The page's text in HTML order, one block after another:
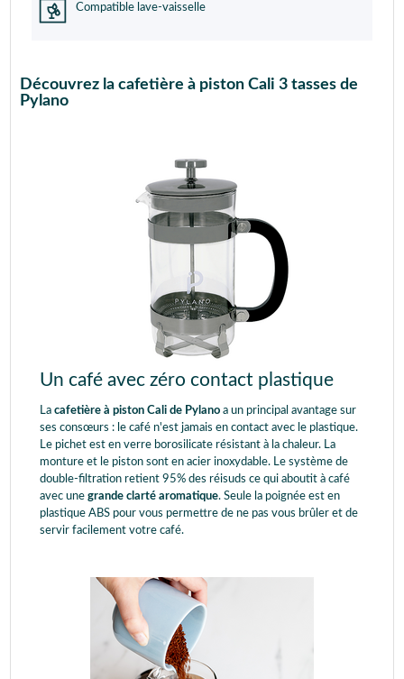
Compatible lave-vaisselle
Découvrez la cafetière à piston Cali 3 tasses de
Pylano
Un café avec zéro contact plastique
La cafetière à piston Cali de Pylano a un principal avantage sur
ses consœurs : le café n'est jamais en contact avec le plastique.
Le pichet est en verre borosilicate résistant à la chaleur. La
monture et le piston sont en acier inoxydable. Le système de
double-filtration retient 95% des réisuds ce qui aboutit à café
avec une grande clarté aromatique. Seule la poignée est en
plastique ABS pour vous permettre de ne pas vous brûler et de
servir facilement votre café.